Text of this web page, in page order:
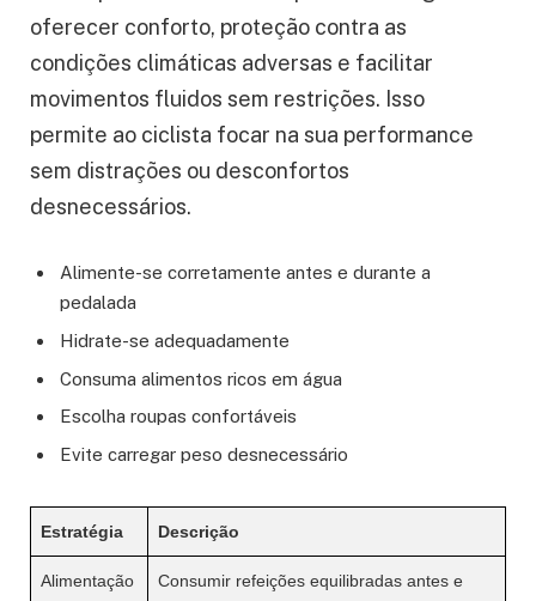
oferecer conforto, proteção contra as
condições climáticas adversas e facilitar
movimentos fluidos sem restrições. Isso
permite ao ciclista focar na sua performance
sem distrações ou desconfortos
desnecessários.
Alimente-se corretamente antes e durante a
pedalada
Hidrate-se adequadamente
Consuma alimentos ricos em água
Escolha roupas confortáveis
Evite carregar peso desnecessário
Estratégia Descrição
Alimentação
Consumir refeições equilibradas antes e